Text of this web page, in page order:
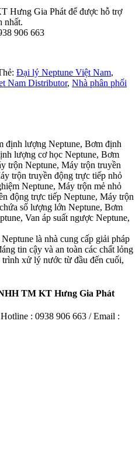
Hưng Gia Phát để được hỗ trợ
nhất.
906 663
Đại lý Neptune Việt Nam,
Nam Distributor, Nhà phân phối
định lượng Neptune, Bơm định
lượng cơ học Neptune, Bơm
trộn Neptune, Máy trộn truyền
trộn truyền động trực tiếp nhỏ
Neptune, Máy trộn mẻ nhỏ
động trực tiếp Neptune, Máy trộn
số lượng lớn Neptune, Bơm
Van áp suất ngược Neptune,
là nhà cung cấp giải pháp
tin cậy và an toàn các chất lỏng
xử lý nước từ đầu đến cuối,
TM KT Hưng Gia Phát
: 0938 906 663 / Email :